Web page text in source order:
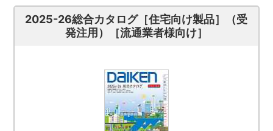
2025-26総合カタログ［住宅向け製品］（受
発注用）［流通業者様向け］